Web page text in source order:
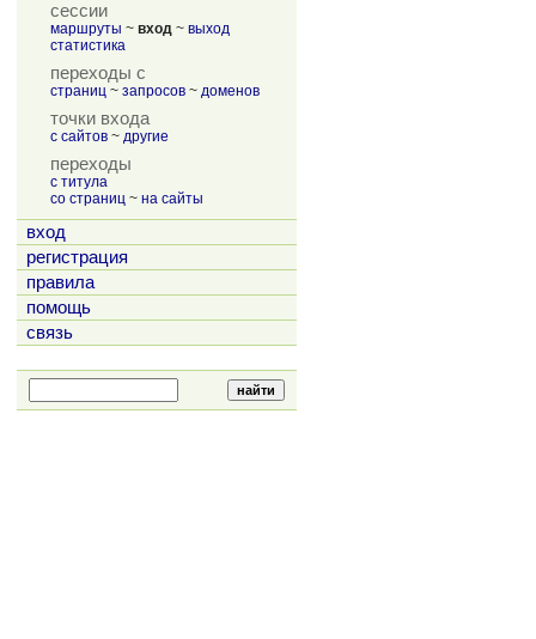
сессии
маршруты ~ вход ~ выход
статистика
переходы с
страниц ~ запросов ~ доменов
точки входа
с сайтов ~ другие
переходы
с титула
со страниц ~ на сайты
вход
регистрация
правила
помощь
связь